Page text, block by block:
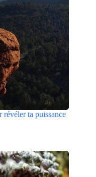
ta puissance